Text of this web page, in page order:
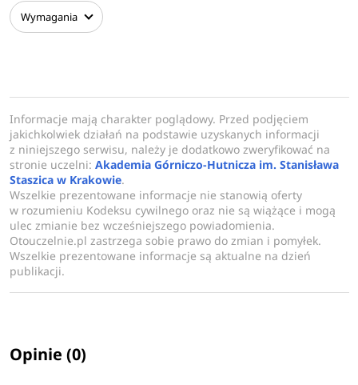
przedsiębiorstwa i nowoczesnego zarządzania procesami
przepływów materiałowych, energii, środków finansowych we
Wymagania
Informacje mają charakter poglądowy. Przed podjęciem
jakichkolwiek działań na podstawie uzyskanych informacji
z niniejszego serwisu, należy je dodatkowo zweryfikować na
stronie uczelni:Akademia Górniczo-Hutnicza im. Stanisława
Staszica w Krakowie.
Wszelkie prezentowane informacje nie stanowią oferty
w rozumieniu Kodeksu cywilnego oraz nie są wiążące i mogą
ulec zmianie bez wcześniejszego powiadomienia.
Otouczelnie.pl zastrzega sobie prawo do zmian i pomyłek.
Wszelkie prezentowane informacje są aktualne na dzień
publikacji.
Opinie (0)